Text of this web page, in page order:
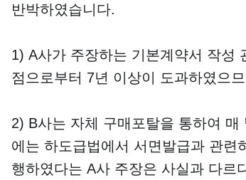
반박하였습니다.
1) A사가 주장하는 기본계약서 작성
점으로부터 7년 이상이 도과하였으
2) B사는 자체 구매포탈을 통하여
에는 하도급법에서 서면발급과 관련
행하였다는 A사 주장은 사실과 다르